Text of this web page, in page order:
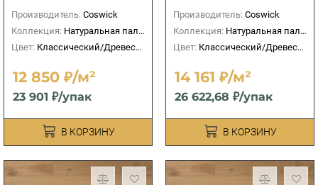
Производитель: Coswick
Коллекция: Натуральная палитра
Цвет: Классический/Древесный
12 850 ₽/м²
23 901 ₽/упак
В КОРЗИНУ
Производитель: Coswick
Коллекция: Натуральная палитра
Цвет: Классический/Древесный
14 161 ₽/м²
26 622,68 ₽/упак
В КОРЗИНУ